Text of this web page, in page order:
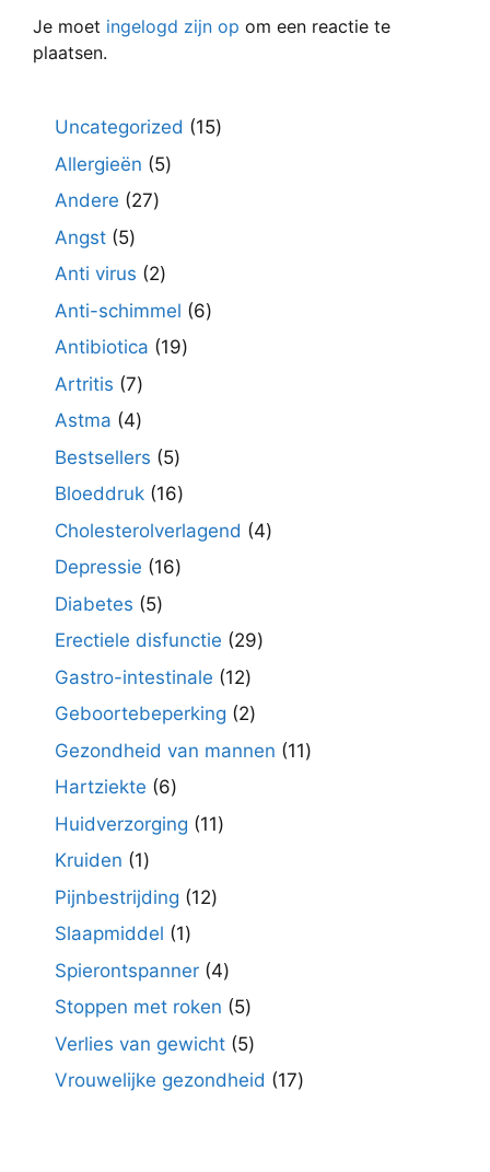
Je moet ingelogd zijn op om een reactie te
plaatsen.
Uncategorized 1515
Allergieën 55
Andere 2727
Angst 55
producten
Anti virus 22
producten
Anti-schimmel 66
Antibiotica 1919
Artritis 77
producten
Astma 44
producten
Bestsellers 55
producten
Bloeddruk 1616
producten
Cholesterolverlagend 44
Depressie 1616
Diabetes 55
producten
Erectiele disfunctie 2929
Gastro-intestinale 1212
producten
Geboortebeperking 22
producten
Gezondheid van mannen 1111
Hartziekte 66
producten
Huidverzorging 1111
Kruiden 11
product
Pijnbestrijding 1212
Slaapmiddel 11
product
Spierontspanner 44
producten
Stoppen met roken 55
producten
Verlies van gewicht 55
producten
Vrouwelijke gezondheid 1717